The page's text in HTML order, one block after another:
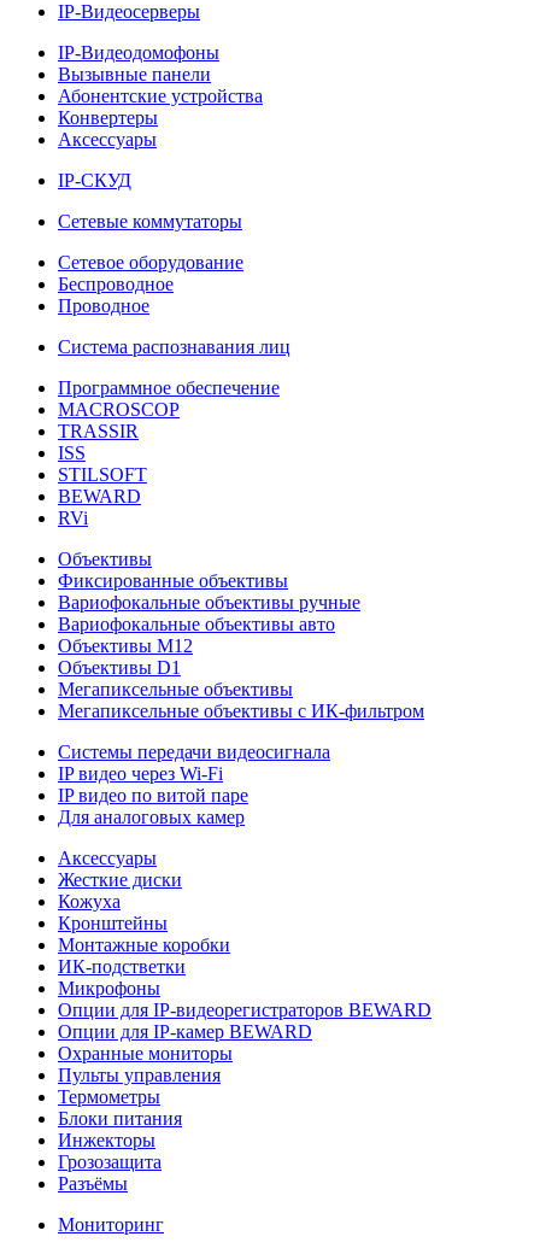
IP-Видеосерверы
IP-Видеодомофоны
Вызывные панели
Абонентские устройства
Конвертеры
Аксессуары
IP-СКУД
Сетевые коммутаторы
Сетевое оборудование
Беспроводное
Проводное
Система распознавания лиц
Программное обеспечение
MACROSCOP
TRASSIR
ISS
STILSOFT
BEWARD
RVi
Объективы
Фиксированные объективы
Вариофокальные объективы ручные
Вариофокальные объективы авто
Объективы М12
Объективы D1
Мегапиксельные объективы
Мегапиксельные объективы с ИК-фильтром
Системы передачи видеосигнала
IP видео через Wi-Fi
IP видео по витой паре
Для аналоговых камер
Аксессуары
Жесткие диски
Кожуха
Кронштейны
Монтажные коробки
ИК-подстветки
Микрофоны
Опции для IP-видеорегистраторов BEWARD
Опции для IP-камер BEWARD
Охранные мониторы
Пульты управления
Термометры
Блоки питания
Инжекторы
Грозозащита
Разъёмы
Мониторинг